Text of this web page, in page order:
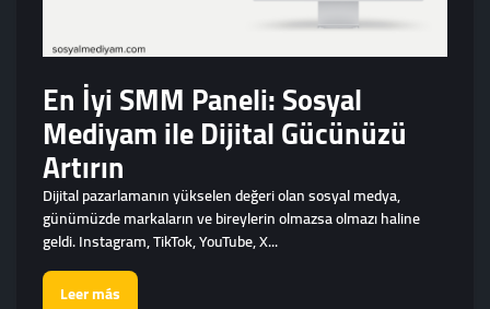
En İyi SMM Paneli: Sosyal
Mediyam ile Dijital Gücünüzü
Artırın
Dijital pazarlamanın yükselen değeri olan sosyal medya,
günümüzde markaların ve bireylerin olmazsa olmazı haline
geldi. Instagram, TikTok, YouTube, X...
Leer más